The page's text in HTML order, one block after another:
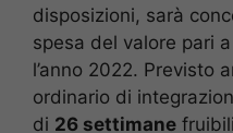
disposizioni, sarà
spesa del valore pari a
l’anno 2022. Previsto
ordinario di
di 26 settimane